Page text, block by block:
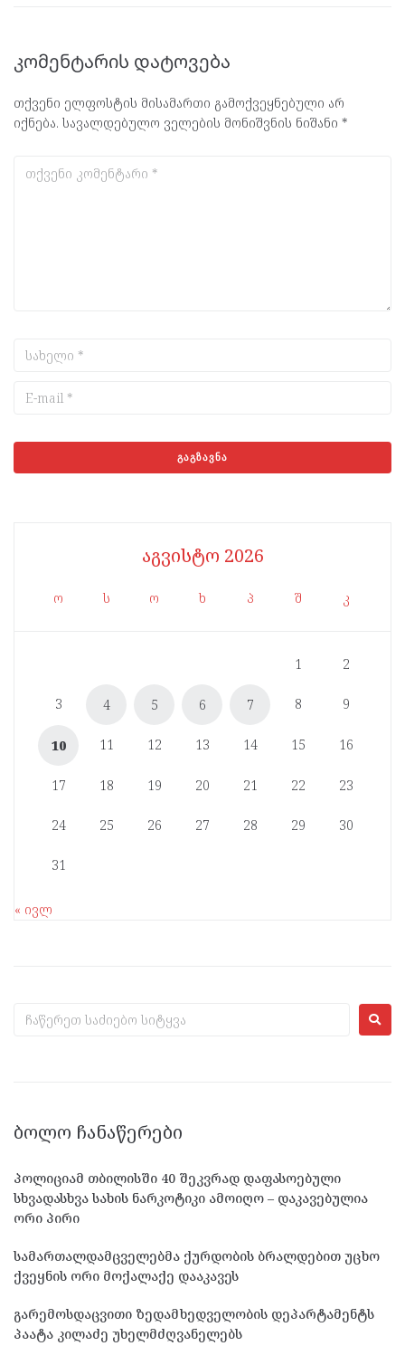
კომენტარის დატოვება
თქვენი ელფოსტის მისამართი გამოქვეყნებული არ
იქნება. სავალდებულო ველების მონიშვნის ნიშანი *
აგვისტო 2026
ო ს ო ხ პ შ კ
1 2
3 4 5 6 7 8 9
10 11 12 13 14 15 16
17 18 19 20 21 22 23
24 25 26 27 28 29 30
31
« ივლ
ᲑᲝᲚᲝ ᲩᲐᲜᲐᲬᲔᲠᲔᲑᲘ
პოლიციამ თბილისში 40 შეკვრად დაფასოებული
სხვადასხვა სახის ნარკოტიკი ამოიღო – დაკავებულია
ორი პირი
სამართალდამცველებმა ქურდობის ბრალდებით უცხო
ქვეყნის ორი მოქალაქე დააკავეს
გარემოსდაცვითი ზედამხედველობის დეპარტამენტს
პაატა კილაძე უხელმძღვანელებს